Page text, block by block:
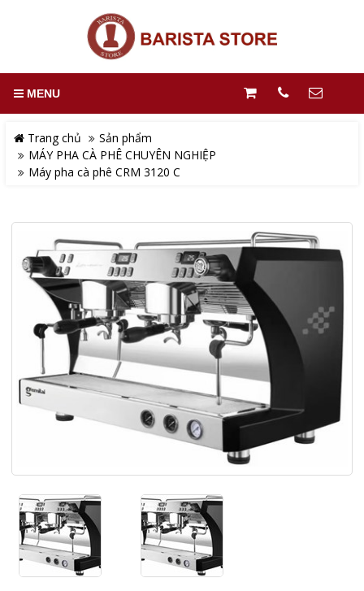
MENU
Trang chủ
Sản phẩm
MÁY PHA CÀ PHÊ CHUYÊN NGHIỆP
Máy pha cà phê CRM 3120 C